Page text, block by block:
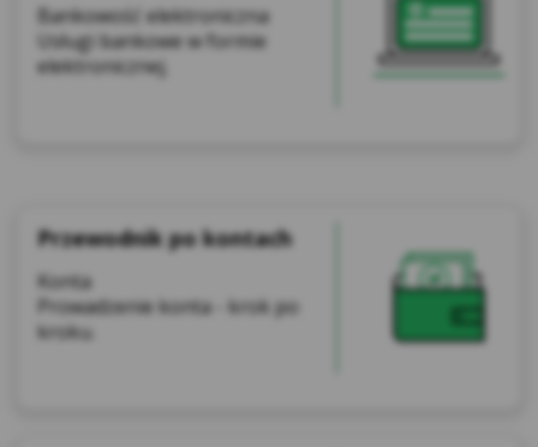
Bankowość elektroniczna
Usługi bankowe w formie
elektronicznej.
Przewodnik po kontach
Konta
Prowadzenie konta - krok po
kroku.